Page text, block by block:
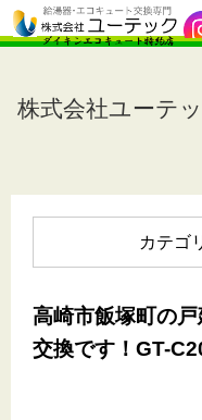
株式会社ユーテ
カテゴ
高崎市飯塚町の
交換です！GT-